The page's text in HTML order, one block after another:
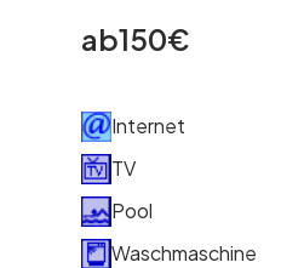
ab150€
Internet
TV
Pool
Waschmaschine